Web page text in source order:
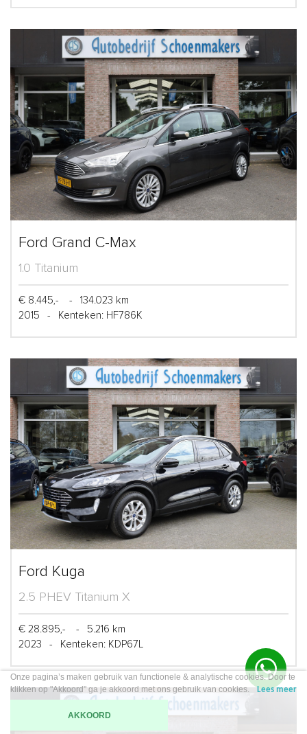
Ford Grand C-Max
1.0 Titanium
€ 8.445,- -
134.023 km
2015
- Kenteken: HF786K
Ford Kuga
2.5 PHEV Titanium X
€ 28.895,- -
5.216 km
2023
- Kenteken: KDP67L
Onze pagina’s maken gebruik van functionele & analytische cookies. Door te
klikken op "Akkoord" ga je akkoord met ons gebruik van cookies.
Lees meer
AKKOORD